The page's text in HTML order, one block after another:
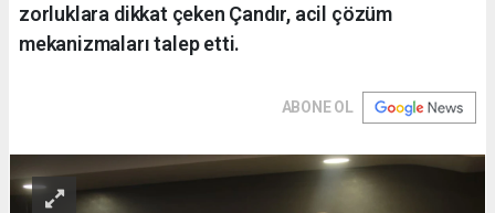
zorluklara dikkat çeken Çandır, acil çözüm
mekanizmaları talep etti.
ABONE OL